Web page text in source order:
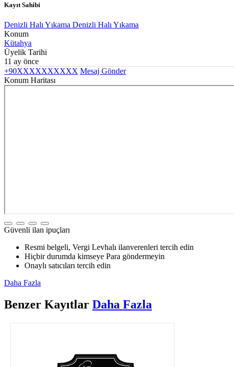
Kayıt Sahibi
Denizli Halı Yıkama Denizli Halı Yıkama
Konum
Kütahya
Üyelik Tarihi
11 ay önce
+90XXXXXXXXXX Mesaj Gönder
Konum Haritası
Güvenli ilan ipuçları
Resmi belgeli, Vergi Levhalı ilanverenleri tercih edin
Hiçbir durumda kimseye Para göndermeyin
Onaylı satıcıları tercih edin
Daha Fazla
Benzer Kayıtlar Daha Fazla